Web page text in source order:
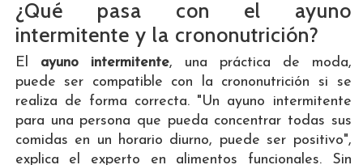
¿Qué pasa con el ayuno
intermitente y la crononutrición?
El ayuno intermitente, una práctica de moda,
puede ser compatible con la crononutrición si se
realiza de forma correcta. "Un ayuno intermitente
para una persona que pueda concentrar todas sus
comidas en un horario diurno, puede ser positivo",
explica el experto en alimentos funcionales. Sin